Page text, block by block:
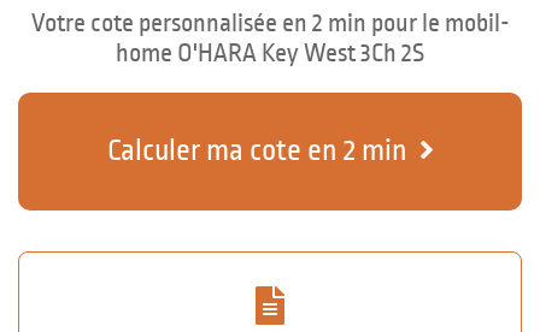
Votre cote personnalisée en 2 min pour le mobil-
home O'HARA Key West 3Ch 2S
Calculer ma cote en 2 min